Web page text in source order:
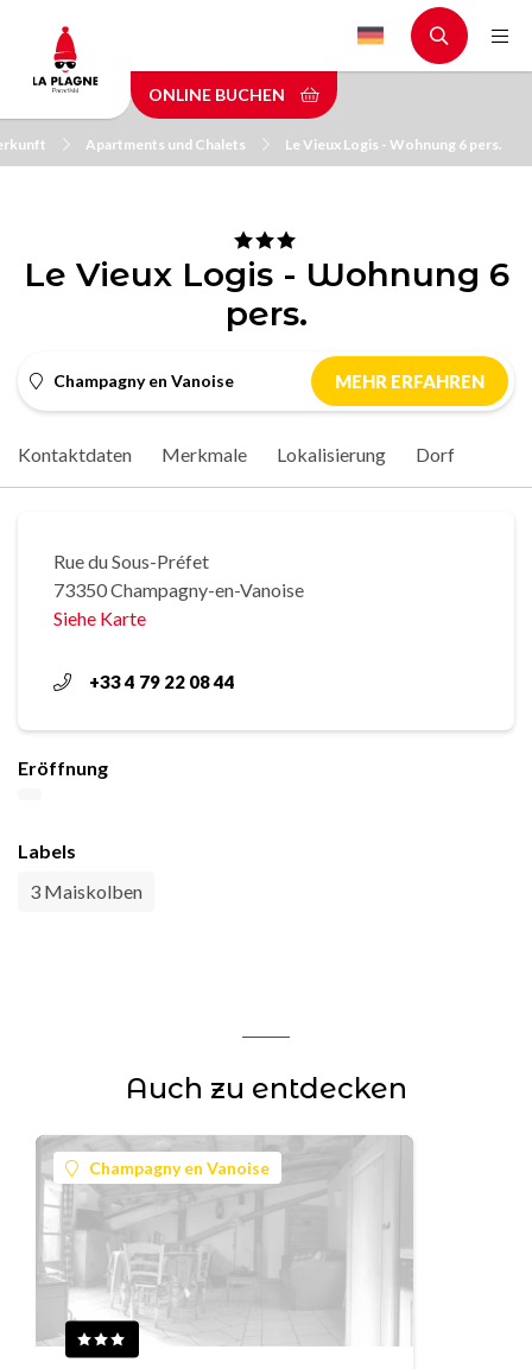
main
content
ONLINE BUCHEN
Apartments und Chalets Le Vieux Logis - Wohnung 6 pers.
Le Vieux Logis - Wohnung 6
pers.
Champagny en Vanoise MEHR ERFAHREN
Kontaktdaten Merkmale Lokalisierung Dorf
Rue du Sous-Préfet
73350 Champagny-en-Vanoise
Siehe Karte
+33 4 79 22 08 44
Eröffnung
Labels
3 Maiskolben
Auch zu entdecken
Champagny en Vanoise